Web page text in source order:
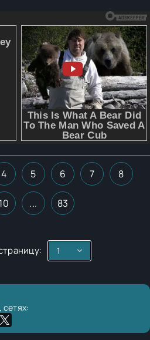
4 5 6 7 8
10 ... 83
сетях: